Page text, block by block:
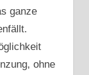
ganze
ohne